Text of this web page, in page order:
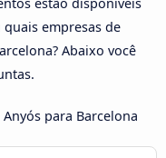
quais empresas de
Abaixo você
para Barcelona